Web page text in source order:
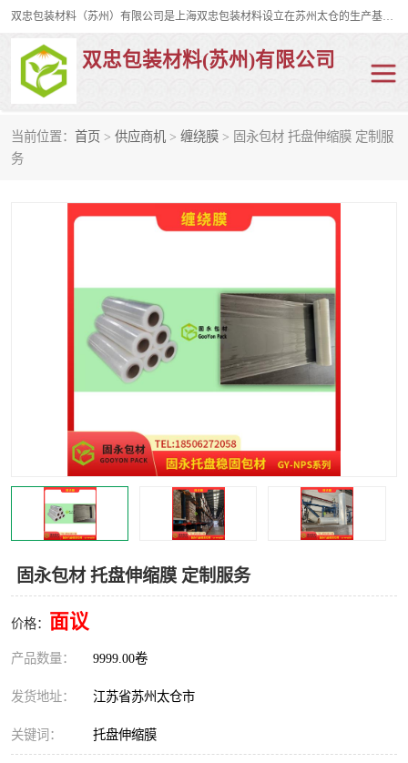
双忠包装材料（苏州）有限公司是上海双忠包装材料设立在苏州太仓的生产基地，占地约2万平米，产品主要有打孔缠绕膜，拉伸蜂窝纸，集装箱充气袋，滑托板，打包带，裹包网兜，防滑纸等箱体和托盘的运输和保护性包材。固永包材®，GooYon Pack®，是我们保护性包装材料的专属品牌。
双忠包装材料(苏州)有限公司
当前位置： 首页 > 供应商机 > 缠绕膜 > 固永包材 托盘伸缩膜 定制服
务
固永包材 托盘伸缩膜 定制服务
价格： 面议
产品数量： 9999.00卷
发货地址： 江苏省苏州太仓市
关键词： 托盘伸缩膜
裹包网兜 纤维打包带
缠绕膜
托盘裹包网兜